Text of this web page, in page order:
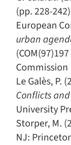
(pp. 228-
European
urban
Commission
Le Galès, P.
Conflicts
University
Storper, M.
NJ: